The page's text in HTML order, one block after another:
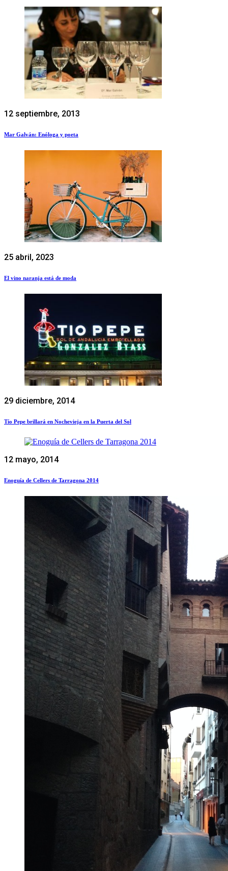
12 septiembre, 2013
Mar Galván: Enóloga y poeta
25 abril, 2023
El vino naranja está de moda
29 diciembre, 2014
Tío Pepe brillará en Nochevieja en la Puerta del Sol
12 mayo, 2014
Enoguía de Cellers de Tarragona 2014